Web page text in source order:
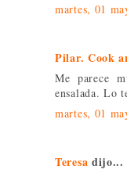
martes, 01
Pilar. Cook
Me parece
ensalada. Lo
martes, 01
Teresa dijo...